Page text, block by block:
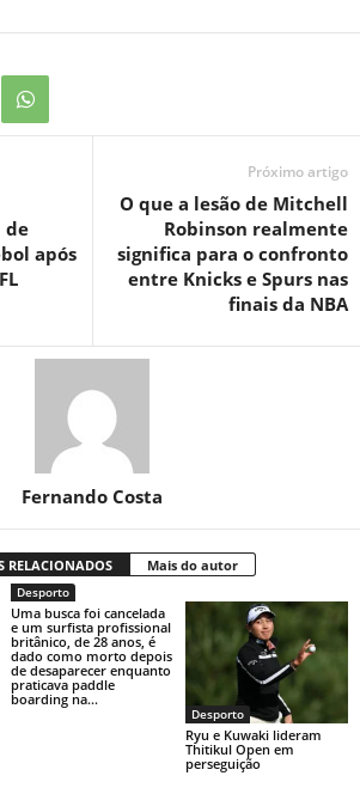
de
após
Próximo artigo
O que a lesão de Mitchell
Robinson realmente
significa para o confronto
entre Knicks e Spurs nas
finais da NBA
Fernando Costa
RELACIONADOS Mais do autor
Desporto
Uma busca foi cancelada
e um surfista profissional
britânico, de 28 anos, é
dado como morto depois
de desaparecer enquanto
praticava paddle
boarding na...
Desporto
Ryu e Kuwaki lideram
Thitikul Open em
perseguição